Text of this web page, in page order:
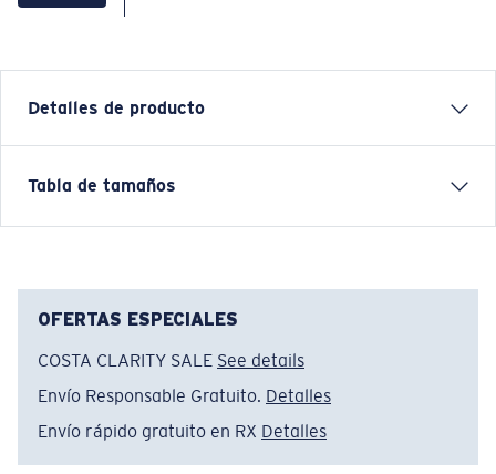
Detalles de producto
Each graphic tee represents a story from the water—
Nombre del modelo: Island Time
Color:Plateado
Tamaño:S
Tabla de tamaños
OFERTAS ESPECIALES
COSTA CLARITY SALE See details
Envío Responsable Gratuito. Detalles
Envío rápido gratuito en RX Detalles